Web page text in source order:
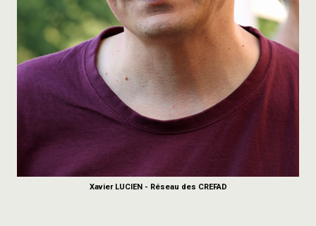
Xavier LUCIEN - Réseau des CREFAD